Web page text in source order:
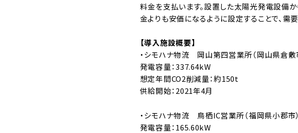
料金を支払います。設置した太陽光発電設備
金よりも安価になるように設定することで、需
【導入施設概要】
・シモハナ物流 岡山第四営業所（岡山県倉敷
発電容量：337.64kW
想定年間CO2削減量：約150t
供給開始：2021年4月
・シモハナ物流 鳥栖IC営業所（福岡県小郡市）
発電容量：165.60kW